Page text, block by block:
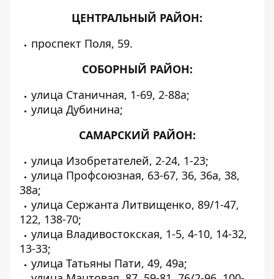
ЦЕНТРАЛЬНЫЙ РАЙОН:
проспект Поля, 59.
СОБОРНЫЙ РАЙОН:
улица Станичная, 1-69, 2-88а;
улица Дубинина;
САМАРСКИЙ РАЙОН:
улица Изобретателей, 2-24, 1-23;
улица Профсоюзная, 63-67, 36, 36а, 38,
38а;
улица Сержанта Литвищенко, 89/1-47,
122, 138-70;
улица Владивостокская, 1-5, 4-10, 14-32,
13-33;
улица Татьяны Пати, 49, 49а;